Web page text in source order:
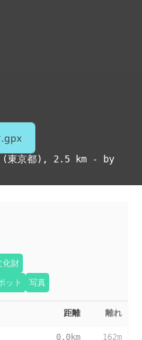
(東京都) , 2.5 km - by
化財
ット 写真
距離 離れ
0.0km 162m